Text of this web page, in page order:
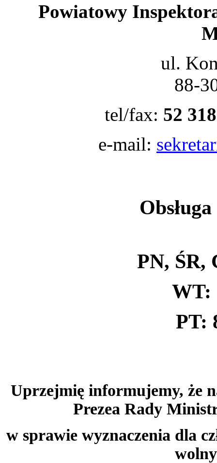
Powiatowy
ul.
88-
tel/fax: 52
e-mail:
PN, ŚR,
WT:
PT:
Uprzejmię informujemy, że
Prezea Rady
w sprawie wyznaczenia dla